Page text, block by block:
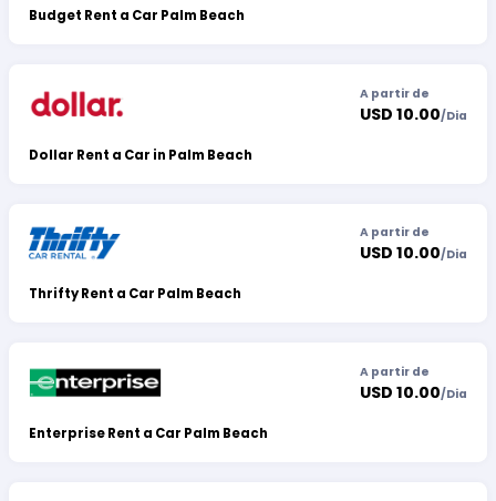
Budget Rent a Car Palm Beach
Dollar Rent a Car in Palm Beach
A partir de
USD 10.00/Dia
Thrifty Rent a Car Palm Beach
A partir de
USD 10.00/Dia
Enterprise Rent a Car Palm Beach
A partir de
USD 10.00/Dia